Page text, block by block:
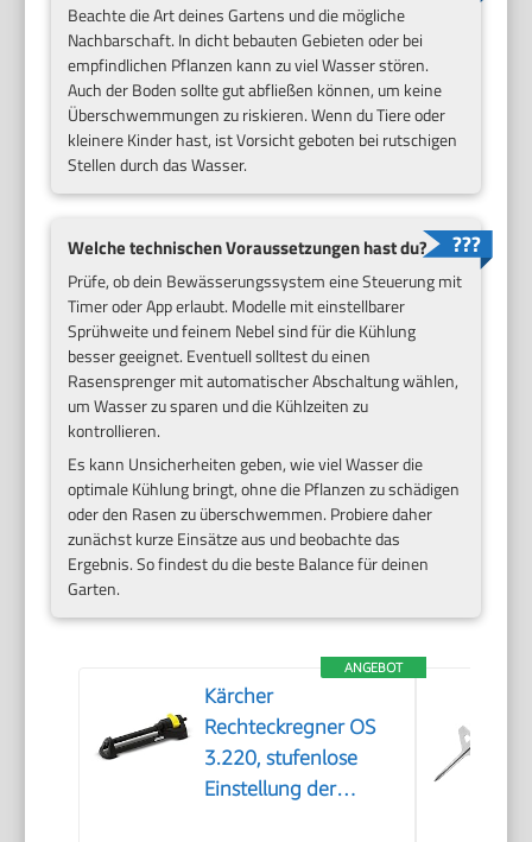
Beachte die Art deines Gartens und die mögliche
Nachbarschaft. In dicht bebauten Gebieten oder bei
empfindlichen Pflanzen kann zu viel Wasser stören.
Auch der Boden sollte gut abfließen können, um keine
Überschwemmungen zu riskieren. Wenn du Tiere oder
kleinere Kinder hast, ist Vorsicht geboten bei rutschigen
Stellen durch das Wasser.
Welche technischen Voraussetzungen hast du?
Prüfe, ob dein Bewässerungssystem eine Steuerung mit
Timer oder App erlaubt. Modelle mit einstellbarer
Sprühweite und feinem Nebel sind für die Kühlung
besser geeignet. Eventuell solltest du einen
Rasensprenger mit automatischer Abschaltung wählen,
um Wasser zu sparen und die Kühlzeiten zu
kontrollieren.
Es kann Unsicherheiten geben, wie viel Wasser die
optimale Kühlung bringt, ohne die Pflanzen zu schädigen
oder den Rasen zu überschwemmen. Probiere daher
zunächst kurze Einsätze aus und beobachte das
Ergebnis. So findest du die beste Balance für deinen
Garten.
ANGEBOT
Kärcher
Rechteckregner OS
3.220, stufenlose
Einstellung der